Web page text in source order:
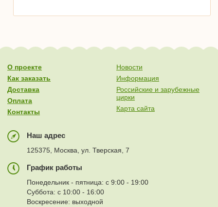
О проекте
Как заказать
Доставка
Оплата
Контакты
Новости
Информация
Российские и зарубежные
цирки
Карта сайта
Наш адрес
125375, Москва, ул. Тверская, 7
График работы
Понедельник - пятница: с 9:00 - 19:00
Суббота: с 10:00 - 16:00
Воскресение: выходной